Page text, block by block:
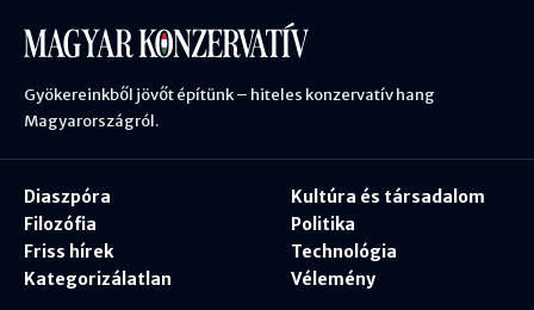
Gyökereinkből jövőt építünk – hiteles konzervatív hang
Magyarországról.
Diaszpóra
Filozófia
Friss hírek
Kategorizálatlan
Kultúra és társadalom
Politika
Technológia
Vélemény